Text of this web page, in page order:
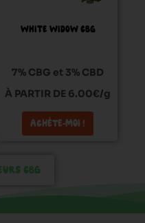
WHITE WIDOW CBG
7% CBG et 3% CBD
À PARTIR DE 6.00€/g
ACHÈTE-MOI !
être
sur
page
du
produit
CBG